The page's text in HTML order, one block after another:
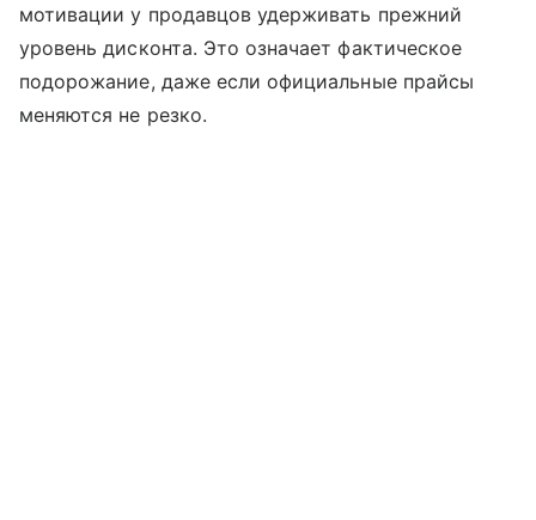
мотивации у продавцов удерживать прежний
уровень дисконта. Это означает фактическое
подорожание, даже если официальные прайсы
меняются не резко.